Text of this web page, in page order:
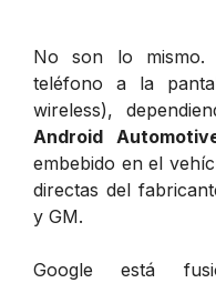
No son lo mismo.
teléfono a la
wireless),
Android
embebido en el
directas del
y GM.
Google está